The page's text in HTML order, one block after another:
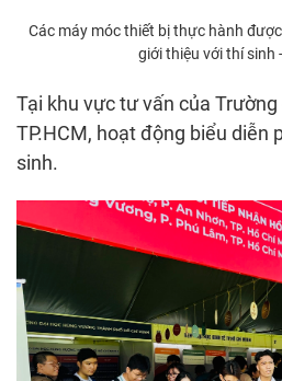
Các máy móc thiết bị thực hành
giới thiệu với thí sinh
Tại khu vực tư vấn của
TP.HCM, hoạt động biểu diễn
sinh.